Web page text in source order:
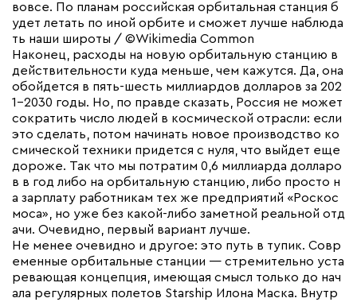
вовсе. По планам российская орбитальная станция б
удет летать по иной орбите и сможет лучше наблюда
ть наши широты / ©Wikimedia Common
Наконец, расходы на новую орбитальную станцию в
действительности куда меньше, чем кажутся. Да, она
обойдется в пять-шесть миллиардов долларов за 202
1-2030 годы. Но, по правде сказать, Россия не может
сократить число людей в космической отрасли: если
это сделать, потом начинать новое производство ко
смической техники придется с нуля, что выйдет еще
дороже. Так что мы потратим 0,6 миллиарда долларо
в в год либо на орбитальную станцию, либо просто н
а зарплату работникам тех же предприятий «Роскос
моса», но уже без какой-либо заметной реальной отд
ачи. Очевидно, первый вариант лучше.
Не менее очевидно и другое: это путь в тупик. Совр
еменные орбитальные станции — стремительно уста
ревающая концепция, имеющая смысл только до нач
ала регулярных полетов Starship Илона Маска. Внутр